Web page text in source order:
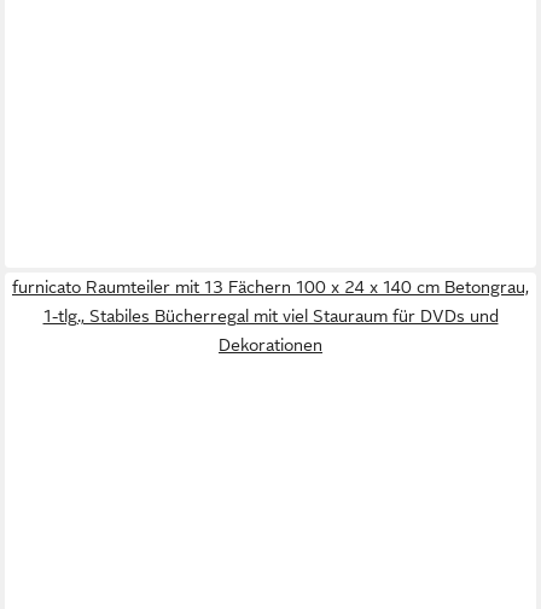
furnicato Raumteiler mit 13 Fächern 100 x 24 x 140 cm Betongrau,
1-tlg., Stabiles Bücherregal mit viel Stauraum für DVDs und
Dekorationen